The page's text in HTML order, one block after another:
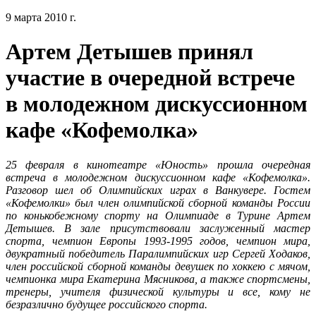
9 марта 2010 г.
Артем Детышев принял
участие в очередной встрече
в молодежном дискуссионном
кафе «Кофемолка»
25 февраля в кинотеатре «Юность» прошла очередная
встреча в молодежном дискуссионном кафе «Кофемолка».
Разговор шел об Олимпийских играх в Ванкувере. Гостем
«Кофемолки» был член олимпийской сборной команды России
по конькобежному спорту на Олимпиаде в Турине Артем
Детышев. В зале присутствовали заслуженный мастер
спорта, чемпион Европы 1993-1995 годов, чемпион мира,
двукратный победитель Паралимпийских игр Сергей Ходаков,
член российской сборной команды девушек по хоккею с мячом,
чемпионка мира Екатерина Мясникова, а также спортсмены,
тренеры, учителя физической культуры и все, кому не
безразлично будущее российского спорта.